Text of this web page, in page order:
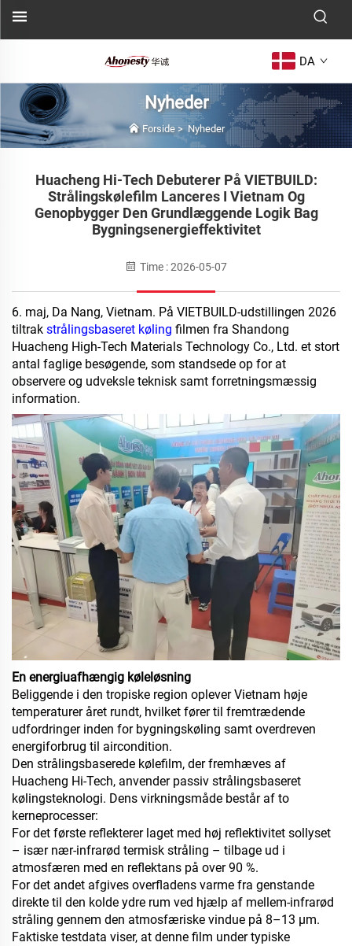
DA
Nyheder
Forside>Nyheder
Huacheng Hi-Tech Debuterer På VIETBUILD:
Strålingskølefilm Lanceres I Vietnam Og
Genopbygger Den Grundlæggende Logik Bag
Bygningsenergieffektivitet
Time : 2026-05-07
6. maj, Da Nang, Vietnam. På VIETBUILD-udstillingen 2026
tiltrak strålingsbaseret køling filmen fra Shandong
Huacheng High-Tech Materials Technology Co., Ltd. et stort
antal faglige besøgende, som standsede op for at
observere og udveksle teknisk samt forretningsmæssig
information.
En energiuafhængig køleløsning
Beliggende i den tropiske region oplever Vietnam høje
temperaturer året rundt, hvilket fører til fremtrædende
udfordringer inden for bygningskøling samt overdreven
energiforbrug til aircondition.
Den strålingsbaserede kølefilm, der fremhæves af
Huacheng Hi-Tech, anvender passiv strålingsbaseret
kølingsteknologi. Dens virkningsmåde består af to
kerneprocesser:
For det første reflekterer laget med høj reflektivitet sollyset
– især nær-infrarød termisk stråling – tilbage ud i
atmosfæren med en reflektans på over 90 %.
For det andet afgives overfladens varme fra genstande
direkte til den kolde ydre rum ved hjælp af mellem-infrarød
stråling gennem den atmosfæriske vindue på 8–13 μm.
Faktiske testdata viser, at denne film under typiske